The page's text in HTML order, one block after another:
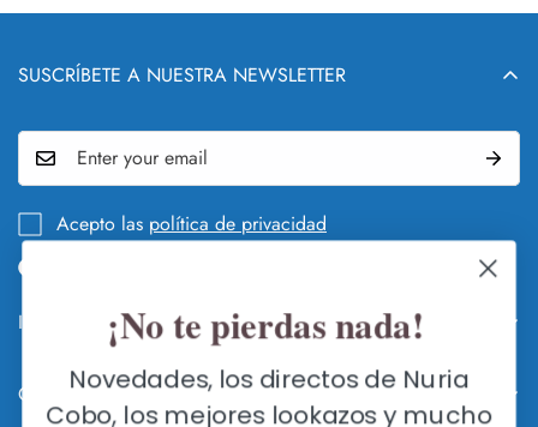
SUSCRÍBETE A NUESTRA NEWSLETTER
Acepto las política de privacidad
Info legal y DEVOLUCIONES
QUIÉN Y QUÉ ES NURIA COBO
GUÍA DE CAMBIOS Y DEVOLUCIONES
Contacte con nosotros
¡No te pierdas nada!
Novedades, los directos de Nuria
Cobo, los mejores lookazos y mucho